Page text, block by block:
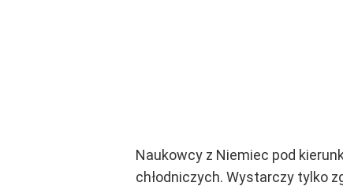
Naukowcy z Niemiec pod
chłodniczych. Wystarczy tylko